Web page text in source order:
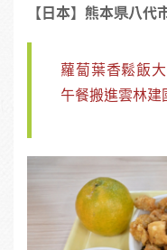
【日本】熊本県八代
蘿蔔葉香鬆飯
午餐搬進雲林建